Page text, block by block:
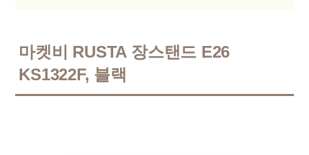
마켓비 RUSTA 장스탠드 E26
KS1322F, 블랙